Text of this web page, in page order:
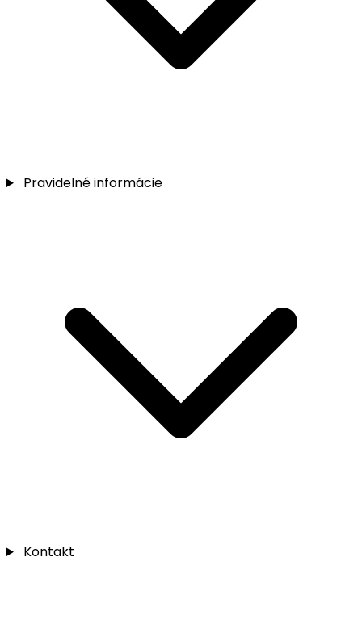
Pravidelné informácie
Kontakt